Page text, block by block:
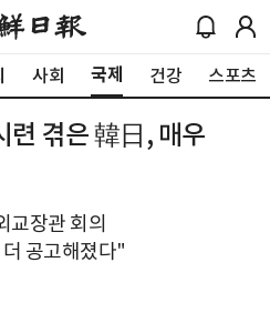
사회 국제 건강 스포츠
련 겪은 韓日, 매우
교장관 회의
공고해졌다"